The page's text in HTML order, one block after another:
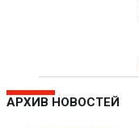
АРХИВ НОВОСТЕЙ